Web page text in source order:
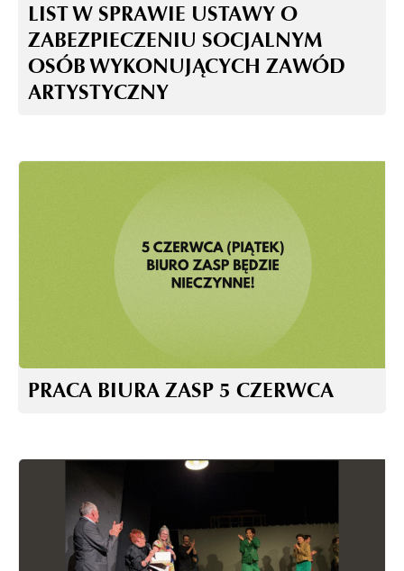
LIST W SPRAWIE USTAWY O
ZABEZPIECZENIU SOCJALNYM
OSÓB WYKONUJĄCYCH ZAWÓD
ARTYSTYCZNY
PRACA BIURA ZASP 5 CZERWCA